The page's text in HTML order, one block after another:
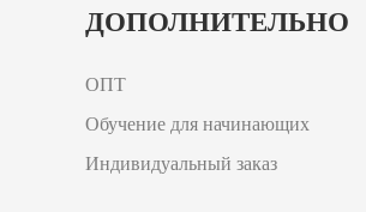
ДОПОЛНИТЕЛЬНО
ОПТ
Обучение для начинающих
Индивидуальный заказ